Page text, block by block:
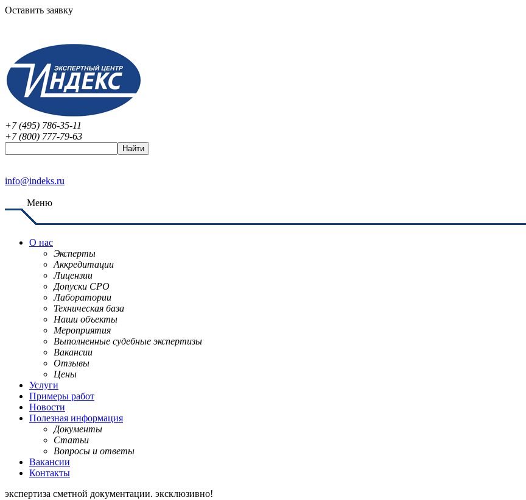
Оставить заявку
+7 (495) 786-35-11
+7 (800) 777-79-63
info@indeks.ru
Меню
О нас
Эксперты
Аккредитации
Лицензии
Допуски СРО
Лаборатории
Техническая база
Наши объекты
Мероприятия
Выполненные судебные экспертизы
Вакансии
Отзывы
Цены
Услуги
Примеры работ
Новости
Полезная информация
Документы
Статьи
Вопросы и ответы
Вакансии
Контакты
экспертиза сметной документации. эксклюзивно!